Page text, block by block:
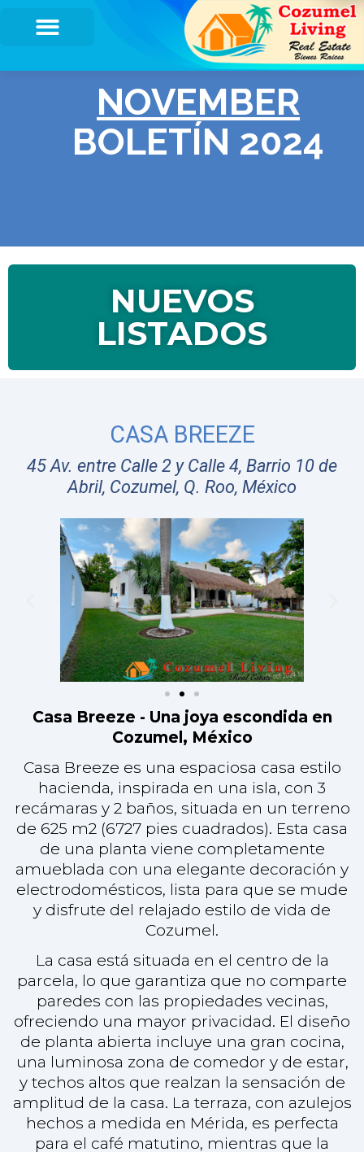
NUEVOS
LISTADOS
Abril, Cozumel, Q. Roo, México
Casa Breeze - Una joya escondida en
Casa Breeze es una espaciosa casa estilo
hacienda, inspirada en una isla, con 3
recámaras y 2 baños, situada en un terreno
de 625 m2 (6727 pies cuadrados). Esta casa
de una planta viene completamente
amueblada con una elegante decoración y
electrodomésticos, lista para que se mude
y disfrute del relajado estilo de vida de
Cozumel.
La casa está situada en el centro de la
paredes con las propiedades vecinas,
ofreciendo una mayor privacidad. El diseño
de planta abierta incluye una gran cocina,
una luminosa zona de comedor y de estar,
y techos altos que realzan la sensación de
amplitud de la casa. La terraza, con azulejos
hechos a medida en Mérida, es perfecta
para el café matutino, mientras que la
cubierta con palapa es ideal para
reuniones.
Rodeada de un jardín maduro con
palmeras, la propiedad está totalmente
vallada con muros de piedra. Incluye
aparcamiento interior y tiene espacio para
una piscina. La casa está equipada con aire
acondicionado en todas las habitaciones.
Situada a un corto paseo del océano,
tiendas y restaurantes, Casa Breeze ofrece